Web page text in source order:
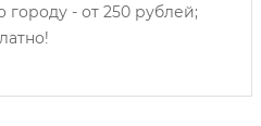
городу - от 250 рублей;